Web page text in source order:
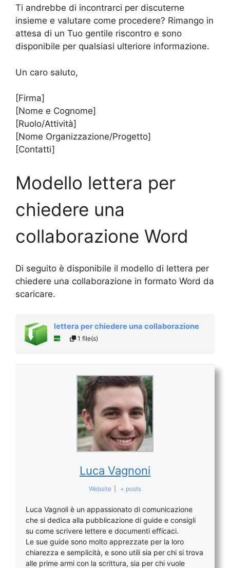
Ti andrebbe di incontrarci per discuterne
insieme e valutare come procedere? Rimango in
attesa di un Tuo gentile riscontro e sono
disponibile per qualsiasi ulteriore informazione.
Un caro saluto,
[Firma]
[Nome e Cognome]
[Ruolo/Attività]
[Nome Organizzazione/Progetto]
[Contatti]
Modello lettera per
chiedere una
collaborazione Word
Di seguito è disponibile il modello di lettera per
chiedere una collaborazione in formato Word da
scaricare.
lettera per chiedere una collaborazione
1 file(s)
Luca Vagnoni
Website + posts
Luca Vagnoli è un appassionato di comunicazione
che si dedica alla pubblicazione di guide e consigli
su come scrivere lettere e documenti efficaci.
Le sue guide sono molto apprezzate per la loro
chiarezza e semplicità, e sono utili sia per chi si trova
alle prime armi con la scrittura, sia per chi vuole